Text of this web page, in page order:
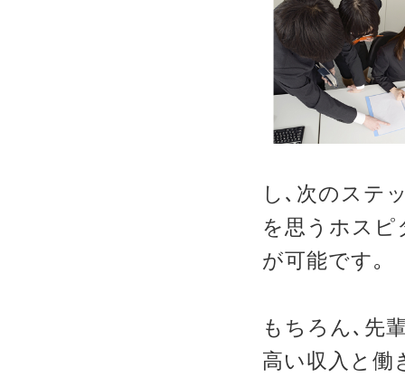
し､次のステ
を思うホス
が可能です｡
もちろん､先
高い収入と働